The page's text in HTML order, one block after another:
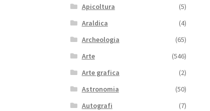
Apicoltura
(5)
Araldica
(4)
Archeologia
(65)
Arte
(546)
Arte grafica
(2)
Astronomia
(50)
Autografi
(7)